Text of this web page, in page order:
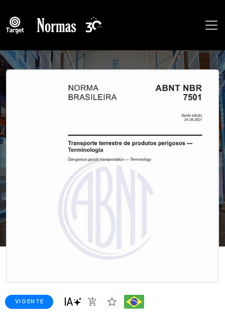
VIGENTE add_shopping_cart star_border